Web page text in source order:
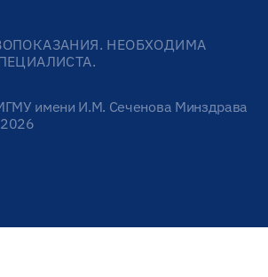
НЕОБХОДИМА
имени И.М. Сеченова Минздрава